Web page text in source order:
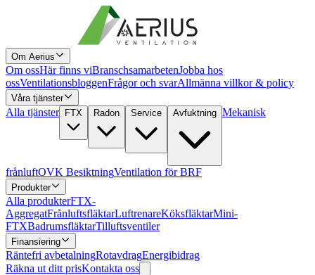
Om Aerius
Om ossHär finns viBranschsamarbetenJobba hos
ossVentilationsbloggenFrågor och svarAllmänna villkor & policy
Våra tjänster
Alla tjänster FTX Radon Service Avfuktning Mekanisk
frånluftOVK BesiktningVentilation för BRF
Produkter
Alla produkterFTX-
AggregatFrånluftsfläktarLuftrenareKöksfläktarMini-
FTXBadrumsfläktarTilluftsventiler
Finansiering
Räntefri avbetalningRotavdragEnergibidrag
Räkna ut ditt prisKontakta oss